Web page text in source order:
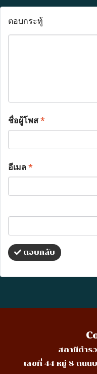
ตอบกระทู้
ชื่อผู้โพส*
อีเมล*
ตอบกลับ
สถานีตำร
เลขที่ 44 หมู่ 8 ถนน